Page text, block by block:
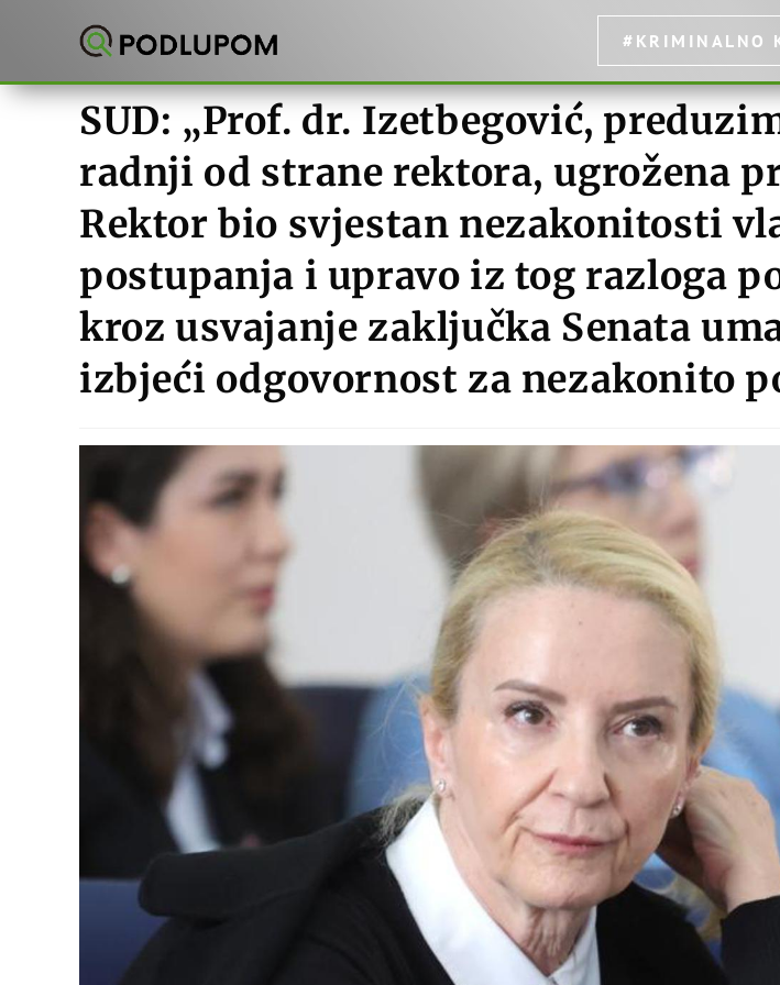
#KRIMINALNO
SUD: „Prof. dr. Izetbegović,
radnji od strane rektora, ugrožena
Rektor bio svjestan nezakonitosti
postupanja i upravo iz tog razloga
kroz usvajanje zaključka Senata
izbjeći odgovornost za nezakonito